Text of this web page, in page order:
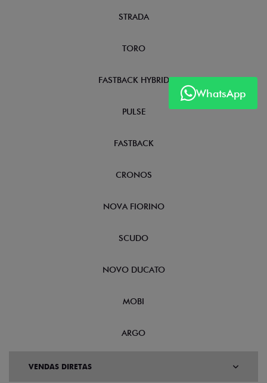
WhatsApp
STRADA
TORO
FASTBACK HYBRID
PULSE
FASTBACK
CRONOS
NOVA FIORINO
SCUDO
NOVO DUCATO
MOBI
ARGO
VENDAS DIRETAS